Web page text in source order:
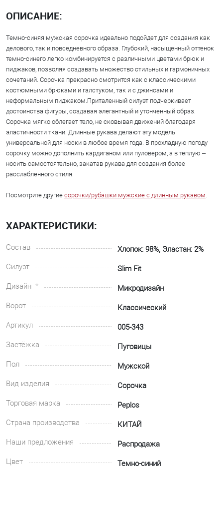
ОПИСАНИЕ:
Темно-синяя мужская сорочка идеально подойдет для создания как
делового, так и повседневного образа. Глубокий, насыщенный оттенок
темно-синего легко комбинируется с различными цветами брюк и
пиджаков, позволяя создавать множество стильных и гармоничных
сочетаний. Сорочка прекрасно смотрится как с классическими
костюмными брюками и галстуком, так и с джинсами и
неформальным пиджаком.Приталенный силуэт подчеркивает
достоинства фигуры, создавая элегантный и утонченный образ.
Сорочка мягко облегает тело, не сковывая движений благодаря
эластичности ткани. Длинные рукава делают эту модель
универсальной для носки в любое время года. В прохладную погоду
сорочку можно дополнить кардиганом или пуловером, а в теплую –
носить самостоятельно, закатав рукава для создания более
расслабленного стиля.
Посмотрите другие сорочки/рубашки мужские с длинным рукавом.
ХАРАКТЕРИСТИКИ:
Состав
Хлопок: 98%, Эластан: 2%
Силуэт
Slim Fit
Дизайн
Микродизайн
Ворот
Классический
Артикул
005-343
Застёжка
Пуговицы
Пол
Мужской
Вид изделия
Сорочка
Торговая марка
Peplos
Страна производства
КИТАЙ
Наши предложения
Распродажа
Цвет
Темно-синий